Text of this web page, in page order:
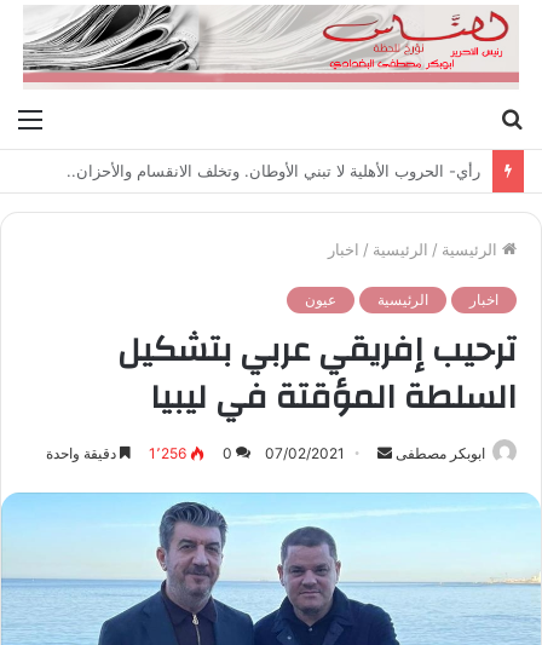
عن
رأي- الحروب الأهلية لا تبني الأوطان. وتخلف الانقسام والأحزان..
الرئيسية / الرئيسية / اخبار
اخبار الرئيسية عيون
ترحيب إفريقي عربي بتشكيل
السلطة المؤقتة في ليبيا
ابوبكر مصطفى
س
07/02/2021
0 1٬256 دقيقة واحدة